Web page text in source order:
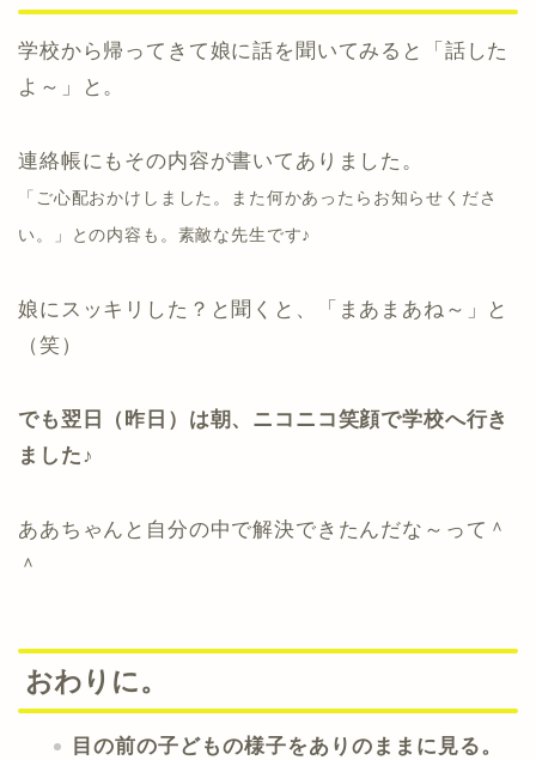
学校から帰ってきて娘に話を聞いてみると「話した
よ～」と。
連絡帳にもその内容が書いてありました。
「ご心配おかけしました。また何かあったらお知らせくださ
い。」との内容も。素敵な先生です♪
娘にスッキリした？と聞くと、「まあまあね～」と
（笑）
でも翌日（昨日）は朝、ニコニコ笑顔で学校へ行き
ました♪
ああちゃんと自分の中で解決できたんだな～って＾
＾
おわりに。
目の前の子どもの様子をありのままに見る。